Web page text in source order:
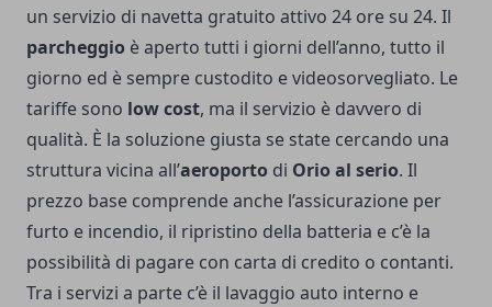
un servizio di navetta gratuito attivo 24 ore su 24. Il
parcheggio è aperto tutti i giorni dell’anno, tutto il
giorno ed è sempre custodito e videosorvegliato. Le
tariffe sono low cost, ma il servizio è davvero di
qualità. È la soluzione giusta se state cercando una
struttura vicina all’aeroporto di Orio al serio. Il
prezzo base comprende anche l’assicurazione per
furto e incendio, il ripristino della batteria e c’è la
possibilità di pagare con carta di credito o contanti.
Tra i servizi a parte c’è il lavaggio auto interno e